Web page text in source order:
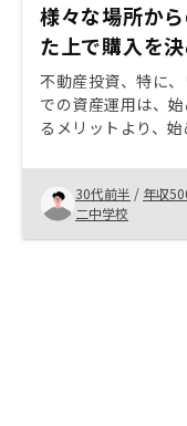
様々な場所か
た上で購入を
不動産投資、特に
での資産運用は、
るメリットより、
多く、リスクが高
し、担当の方の丁
な今後の運用の流
うという覚悟が決
にあたっては、メ
かに解消していく
30代前半 / 年収
二中学校